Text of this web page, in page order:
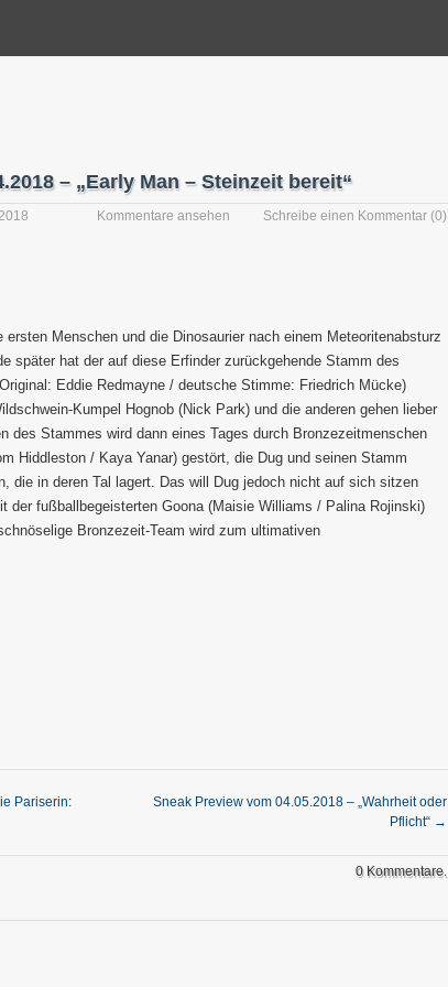
– „Early Man – Steinzeit bereit“
Schreibe einen Kommentar (0)
Kommentare ansehen
Menschen und die Dinosaurier nach einem Meteoritenabsturz
später hat der auf diese Erfinder zurückgehende Stamm des
Eddie Redmayne / deutsche Stimme: Friedrich Mücke)
Kumpel Hognob (Nick Park) und die anderen gehen lieber
des Stammes wird dann eines Tages durch Bronzezeitmenschen
Hiddleston / Kaya Yanar) gestört, die Dug und seinen Stamm
die in deren Tal lagert. Das will Dug jedoch nicht auf sich sitzen
der fußballbegeisterten Goona (Maisie Williams / Palina Rojinski)
Bronzezeit-Team wird zum ultimativen
Pariserin:
Sneak Preview vom 04.05.2018 – „Wahrheit oder
Pflicht“ →
0 Kommentare.